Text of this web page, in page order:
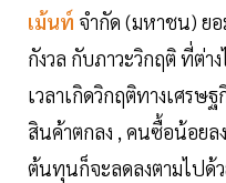
เม้นท์ จำกัด (มหาชน) ย
กังวล กับภาวะวิกฤติ ที่ต่า
เวลาเกิดวิกฤติทางเศรษ
สินค้าตกลง , คนซื้อน้อยล
ต้นทุนก็จะลดลงตามไปด้